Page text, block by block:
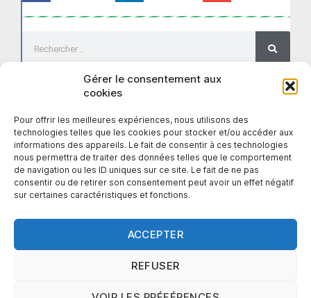
Gérer le consentement aux
cookies
Pour offrir les meilleures expériences, nous utilisons des
technologies telles que les cookies pour stocker et/ou accéder aux
informations des appareils. Le fait de consentir à ces technologies
nous permettra de traiter des données telles que le comportement
de navigation ou les ID uniques sur ce site. Le fait de ne pas
consentir ou de retirer son consentement peut avoir un effet négatif
sur certaines caractéristiques et fonctions.
ACCEPTER
REFUSER
Contacter la Mairie▫Mentions légales